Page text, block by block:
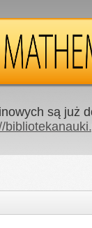
są już